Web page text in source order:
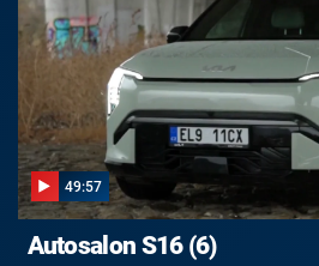
49:57
Autosalon S16 (6)